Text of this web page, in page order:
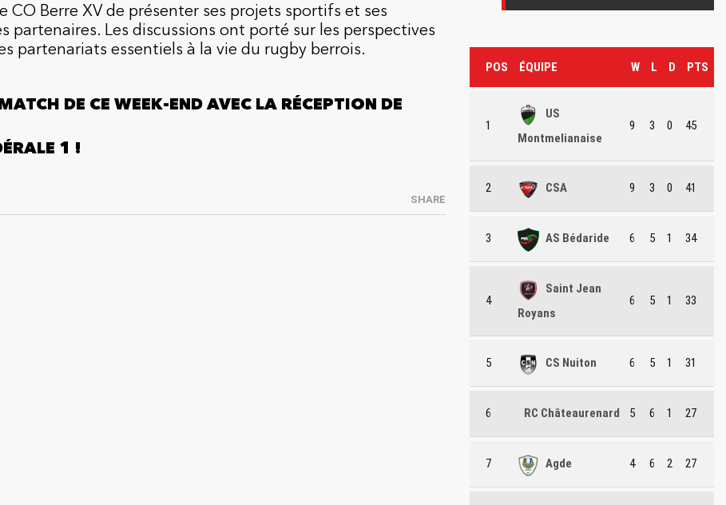
CO Berre XV de présenter ses projets sportifs et ses
Les discussions ont porté sur les perspectives
partenariats essentiels à la vie du rugby berrois.
DE CE WEEK-END AVEC LA RÉCEPTION DE
1 !
SHARE
POS ÉQUIPE W L D PTS
1
US
Montmelianaise
9 3 0 45
2 CSA 9 3 0 41
3 AS Bédaride 6 5 1 34
4
Saint Jean
Royans
6 5 1 33
5 CS Nuiton 6 5 1 31
6 RC Châteaurenard 5 6 1 27
7 Agde 4 6 2 27